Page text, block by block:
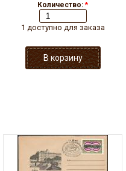
Количество: *
1 доступно для заказа